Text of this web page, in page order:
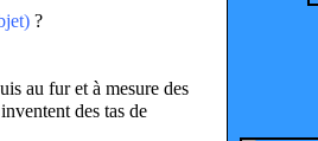
?
au fur et à mesure des
des tas de